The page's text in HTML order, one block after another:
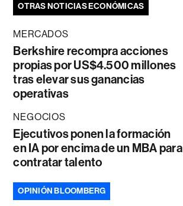
OTRAS NOTICIAS ECONÓMICAS
MERCADOS
Berkshire recompra acciones
propias por US$4.500 millones
tras elevar sus ganancias
operativas
NEGOCIOS
Ejecutivos ponen la formación
en IA por encima de un MBA para
contratar talento
OPINIÓN BLOOMBERG